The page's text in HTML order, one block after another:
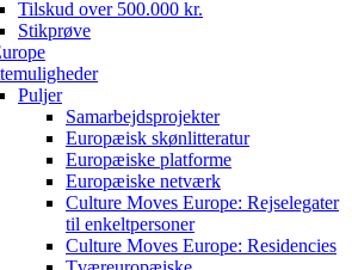
Tilskud over 500.000 kr.
Stikprøve
Puljer
Samarbejdsprojekter
Europæisk skønlitteratur
Europæiske platforme
Europæiske netværk
Culture Moves Europe: Rejselegater
til enkeltpersoner
Culture Moves Europe: Residencies